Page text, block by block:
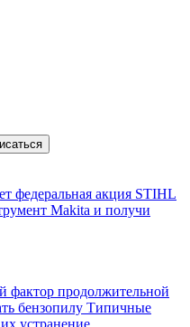
федеральная акция STIHL
Makita и получи
фактор продолжительной
бензопилу Типичные
устранение